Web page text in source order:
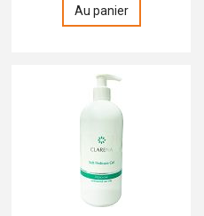
Au panier